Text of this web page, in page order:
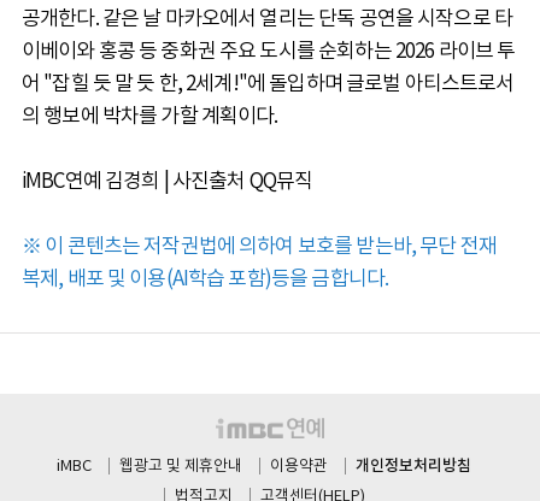
공개한다. 같은 날 마카오에서 열리는 단독 공연을 시작으로 타
이베이와 홍콩 등 중화권 주요 도시를 순회하는 2026 라이브 투
어 "잡힐 듯 말 듯 한, 2세계!"에 돌입하며 글로벌 아티스트로서
의 행보에 박차를 가할 계획이다.
iMBC연예 김경희 | 사진출처 QQ뮤직
※ 이 콘텐츠는 저작권법에 의하여 보호를 받는바, 무단 전재
복제, 배포 및 이용(AI학습 포함)등을 금합니다.
iMBC 웹광고 및 제휴안내 이용약관 개인정보처리방침
법적고지 고객센터(HELP)